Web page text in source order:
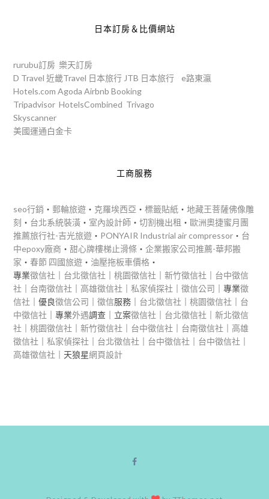
日本訂房＆比價網站
rurubu訂房 樂天訂房
D Travel 近畿Travel 日本旅行 JTB 日本旅行
e路東瀛
Hotels.com Agoda Airbnb Booking
Tripadvisor HotelsCombined Trivago
Skyscanner
美國運通白金卡
工商服務
seo行銷 ‧郵輪旅遊 ‧ 克羅埃西亞 ‧標籤貼紙 ‧地藏王菩薩佛像雕
刻 ‧ 台北系統裝潢 ‧ 室內設計師 ‧切割機出租 ‧歐洲奧捷蜜月團
推薦旅行社-吉光旅遊 ‧ PONYAIR Industrial air compressor ‧ 台
中epoxy廠商 ‧甜心牌樓梯止滑條 ‧企業搬家公司推薦-華邦搬
家 ‧春節 四國旅遊 ‧ 油壓拖板車價格 ‧
專業徵信社 台北徵信社 ｜桃園徵信社 ｜新竹徵信社
台中徵信
社
台南徵信社 高雄徵信社 ｜私家偵探社 ｜徵信公司 ｜專業徵
信社 ｜優良徵信公司 ｜徵信服務｜ 台北徵信社 ｜桃園徵信社
台
中徵信社 ｜專業外遇調查｜立案徵信社 台北徵信社 ｜新北徵信
社 ｜桃園徵信社 ｜新竹徵信社 台中徵信社 台南徵信社
高雄
徵信社 ｜私家偵探社 台北徵信社 台中徵信社 台中徵信社
高雄徵信社 ｜天狼星網頁設計